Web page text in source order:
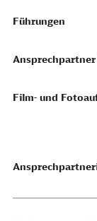
Führungen
Film- und